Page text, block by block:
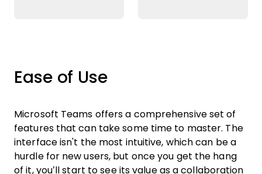
Ease of Use
Microsoft Teams offers a comprehensive set of
features that can take some time to master. The
interface isn't the most intuitive, which can be a
hurdle for new users, but once you get the hang
of it, you’ll start to see its value as a collaboration